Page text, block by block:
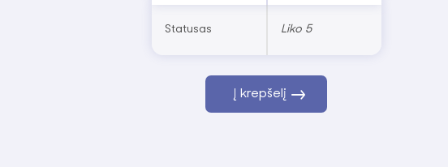
Statusas Liko 5
Į krepšelį